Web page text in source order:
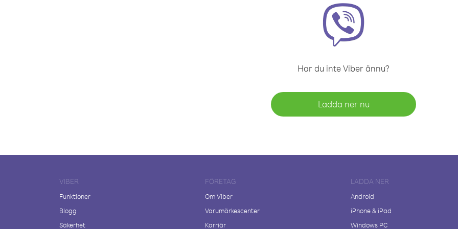
Har du inte Viber ännu?
Ladda ner nu
VIBER
Funktioner
Blogg
Säkerhet
FÖRETAG
Om Viber
Varumärkescenter
Karriär
LADDA NER
Android
iPhone & iPad
Windows PC